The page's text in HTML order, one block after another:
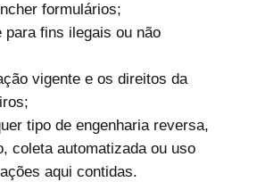
formulários;
fins ilegais ou não
vigente e os direitos da
tipo de engenharia reversa,
coleta automatizada ou uso
aqui contidas.